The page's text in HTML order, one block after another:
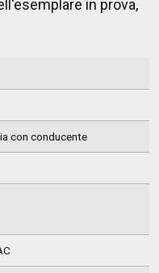
in prova,
con conducente